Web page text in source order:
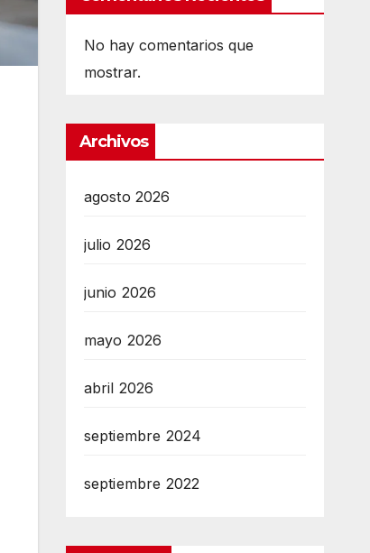
No hay comentarios que
mostrar.
Archivos
agosto 2026
julio 2026
junio 2026
mayo 2026
abril 2026
septiembre 2024
septiembre 2022